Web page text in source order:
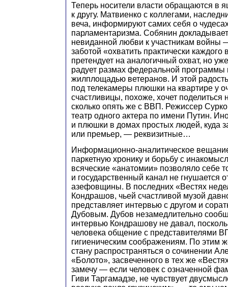
Теперь носители власти обращаются в
к другу. Матвиенко с коллегами,
веча, информируют самих себя о
парламентаризма. Собянин
невиданной любви к участникам войны
заботой «охватить практически
претендует на аналогичный охват, но
радует размах федеральной программы
жилплощадью ветеранов. И этой
под телекамеры плюшки на квартире у
счастливицы, похоже, хочет поделиться
сколько опять же с ВВП. Режиссер
театр одного актера по имени Путин.
и плюшки в домах простых людей, куда
или премьер, — реквизитные…
Информационно-аналитическое
паркетную хронику и борьбу с
всяческие «анатомии» позволяло себе
и государственный канал не гнушается
азефовщины. В последних «Вестях
Кондрашов, чьей счастливой музой
представляет интервью с другом и
Дубовым. Дубов незамедлительно
интервью Кондрашову не давал,
человека общение с представителями
гигиеническим соображениям. По этим
стану распространяться о сочинении
«Болото», засвеченного в тех же
замечу — если человек с означенной
Гиви Таргамадзе, не чувствует